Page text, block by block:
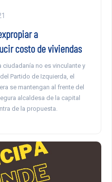
a
costo de viviendas
no es vinculante y
Partido de Izquierda, el
se mantengan al frente del
alcaldesa de la capital
de la propuesta.